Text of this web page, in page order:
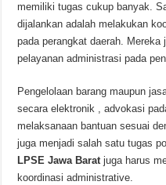
memiliki tugas cukup banyak.
dijalankan adalah melakukan
pada perangkat daerah.
pelayanan administrasi pada
Pengelolaan barang maupun
secara elektronik , advokasi
melaksanaan bantuan sesuai
juga menjadi salah satu tugas
LPSE Jawa Baratjuga harus
koordinasi administrative.